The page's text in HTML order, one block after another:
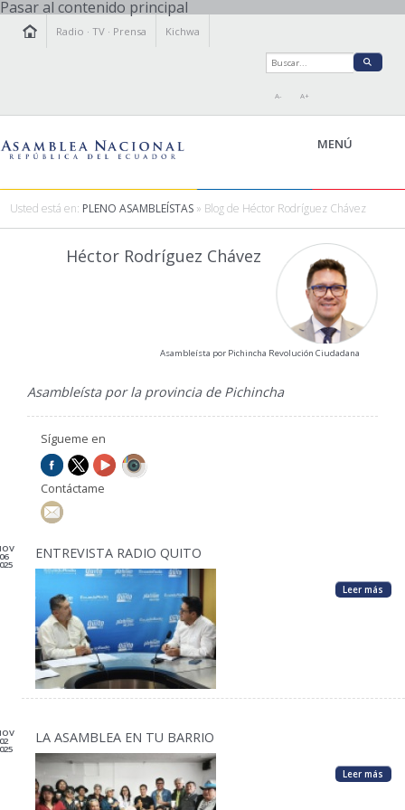
Pasar al contenido principal
Radio ·TV · Prensa Kichwa
A- A+
MENÚ
Usted está en: PLENO ASAMBLEÍSTAS » Blog de Héctor Rodríguez Chávez
Héctor Rodríguez Chávez
Asambleísta por Pichincha Revolución Ciudadana
Asambleísta por la provincia de Pichincha
Sígueme en
Contáctame
06 ENTREVISTA RADIO QUITO
Leer más
02 LA ASAMBLEA EN TU BARRIO
Leer más